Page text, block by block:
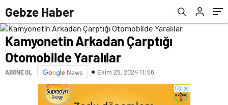
Gebze Haber
Kamyonetin Arkadan Çarptığı
Otomobilde Yaralılar
ABONE OL News Ekim 25, 2024 11:56